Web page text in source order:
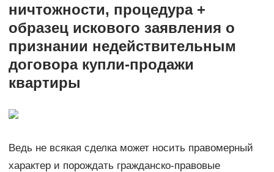
ничтожности, процедура +
образец искового заявления о
признании недействительным
договора купли-продажи
квартиры
Ведь не всякая сделка может носить правомерный
характер и порождать гражданско-правовые